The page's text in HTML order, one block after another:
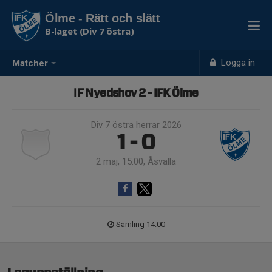
Matcher Logga in
Ölme - Rätt och slätt
B-laget (Div 7 östra)
IF Nyedshov 2 - IFK Ölme
Div 7 östra herrar 2026
1 - 0
2 maj, 15:00, Åsvalla
Samling 14:00